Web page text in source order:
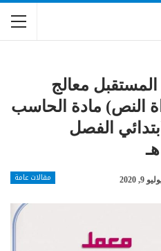
المستقبل معالج
النص) مادة الحاسب
الفصل
مقالات عامة 9, 2020